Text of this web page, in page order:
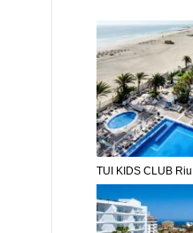
TUI KIDS CLUB